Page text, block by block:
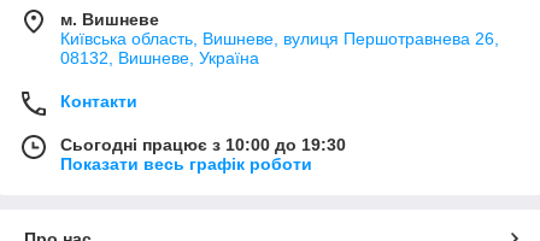
м. Вишневе
Київська область, Вишневе, вулиця Першотравнева 26,
08132, Вишневе, Україна
Контакти
Сьогодні працює з 10:00 до 19:30
Показати весь графік роботи